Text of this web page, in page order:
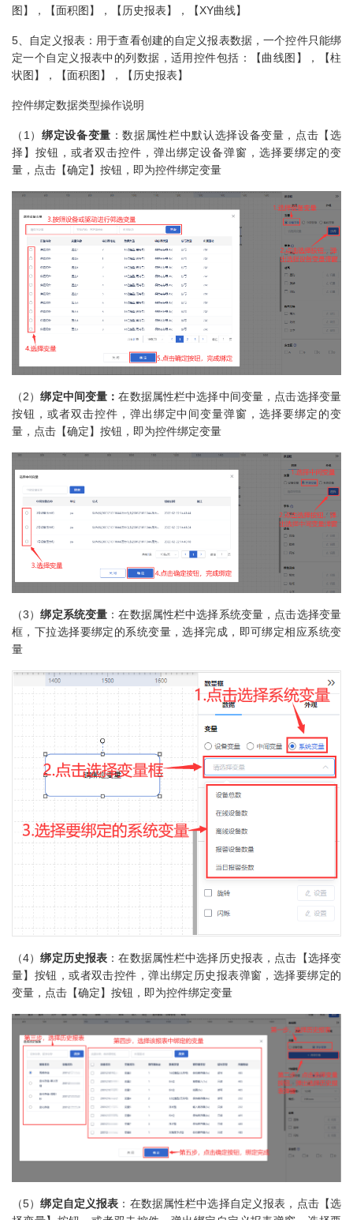
图】，【面积图】，【历史报表】，【XY曲线】
5、自定义报表：用于查看创建的自定义报表数据，一个控件只能绑
定一个自定义报表中的列数据，适用控件包括：【曲线图】，【柱
状图】，【面积图】，【历史报表】
控件绑定数据类型操作说明
（1） 绑定设备变量 ：数据属性栏中默认选择设备变量，点击【选
择】按钮，或者双击控件，弹出绑定设备弹窗，选择要绑定的变
量，点击【确定】按钮，即为控件绑定变量
（2）绑定中间变量：在数据属性栏中选择中间变量，点击选择变量
按钮，或者双击控件，弹出绑定中间变量弹窗，选择要绑定的变
量，点击【确定】按钮，即为控件绑定变量
（3）绑定系统变量 ：在数据属性栏中选择系统变量，点击选择变量
框，下拉选择要绑定的系统变量，选择完成，即可绑定相应系统变
量
（4）绑定历史报表 ：在数据属性栏中选择历史报表，点击【选择变
量】按钮，或者双击控件，弹出绑定历史报表弹窗，选择要绑定的
变量，点击【确定】按钮，即为控件绑定变量
（5）绑定自定义报表 ：在数据属性栏中选择自定义报表，点击【选